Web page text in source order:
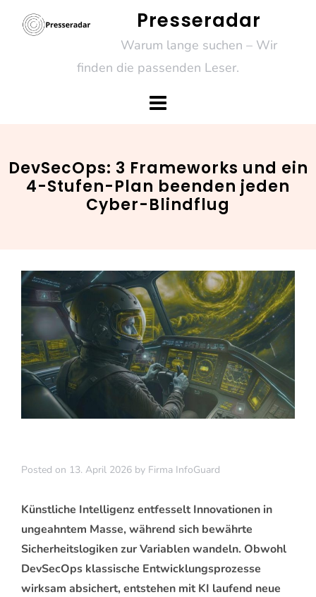
Presseradar
Warum lange suchen – Wir
finden die passenden Leser.
DevSecOps: 3 Frameworks und ein
4-Stufen-Plan beenden jeden
Cyber-Blindflug
Posted on 13. April 2026 by Firma InfoGuard
Künstliche Intelligenz entfesselt Innovationen in
ungeahntem Masse, während sich bewährte
Sicherheitslogiken zur Variablen wandeln. Obwohl
DevSecOps klassische Entwicklungsprozesse
wirksam absichert, entstehen mit KI laufend neue